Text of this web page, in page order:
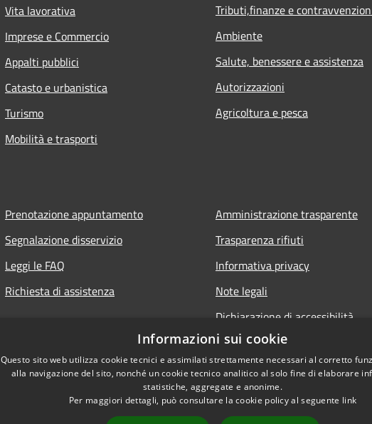
Vita lavorativa
Imprese e Commercio
Appalti pubblici
Catasto e urbanistica
Turismo
Mobilità e trasporti
Tributi,finanze e
Ambiente
Salute, benessere e assistenza
Autorizzazioni
Agricoltura e pesca
Prenotazione appuntamento
Segnalazione disservizio
Leggi le FAQ
Richiesta di assistenza
Amministrazione trasparente
Trasparenza rifiuti
Informativa privacy
Note legali
Dichiarazione di accessibilità
Informazioni sui cookie
Questo sito web utilizza cookie tecnici e assimilati strettamente necessari al corretto
alla navigazione del sito, nonché un cookie tecnico analitico al solo fine di elaborare
statistiche, aggregate e anonime.
Per maggiori dettagli, può consultare la cookie policy al seguente link